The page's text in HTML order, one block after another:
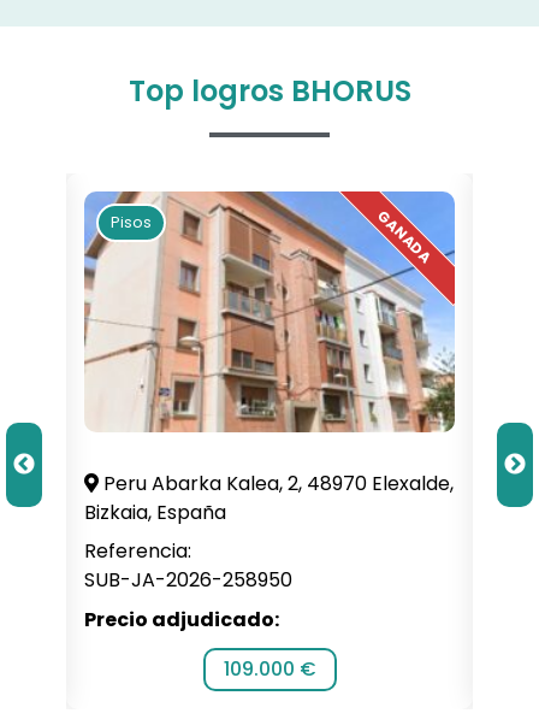
Top logros BHORUS
Pisos
Peru Abarka Kalea, 2, 48970 Elexalde,
Bizkaia, España
Referencia:
SUB-JA-2026-258950
Precio adjudicado:
109.000 €
C.